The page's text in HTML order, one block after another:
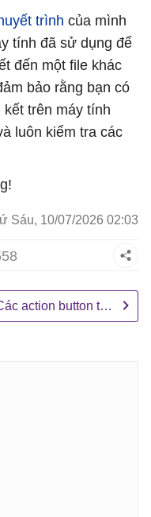
trình của mình
tính đã sử dụng để
đến một file khác
bảo rằng bạn có
trên máy tính
luôn kiểm tra các
Sáu, 10/07/2026 02:03
Các action button trong PowerPoint 2016